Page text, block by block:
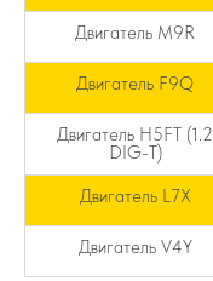
Двигатель M9R
Двигатель F9Q
Двигатель H5FT (1.2
DIG-T)
Двигатель L7X
Двигатель V4Y